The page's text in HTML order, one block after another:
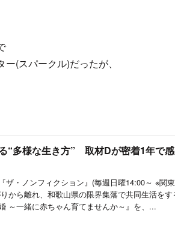
(スパークル)だったが、
“多様な生き方” 取材Dが密着1年で
ザ・ノンフィクション』(毎週日曜14:00～ ※関
から離れ、和歌山県の限界集落で共同生活をす
～一緒に赤ちゃん育てませんか～』を、...